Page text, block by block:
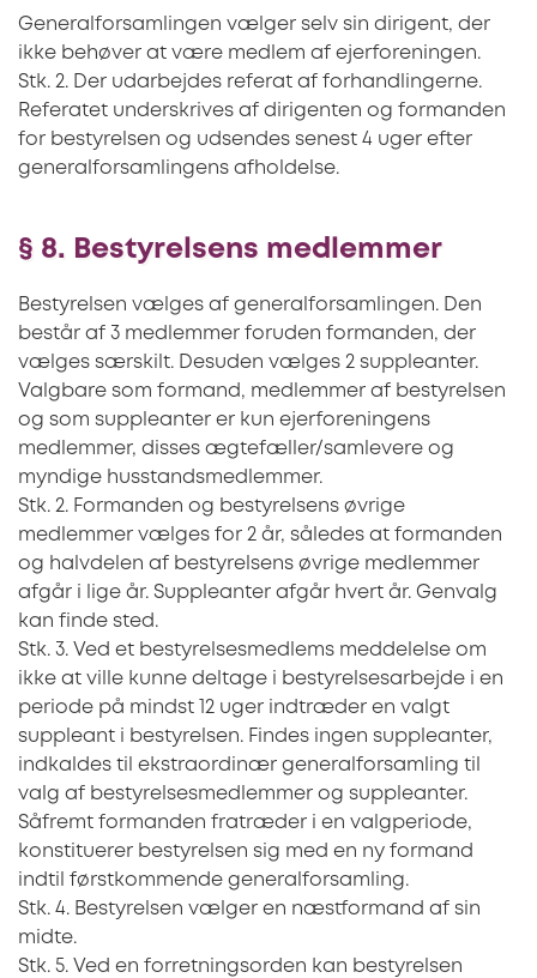
Generalforsamlingen vælger selv sin dirigent, der
ikke behøver at være medlem af ejerforeningen.
Stk. 2. Der udarbejdes referat af forhandlingerne.
Referatet underskrives af dirigenten og formanden
for bestyrelsen og udsendes senest 4 uger efter
generalforsamlingens afholdelse.
§ 8. Bestyrelsens medlemmer
Bestyrelsen vælges af generalforsamlingen. Den
består af 3 medlemmer foruden formanden, der
vælges særskilt. Desuden vælges 2 suppleanter.
Valgbare som formand, medlemmer af bestyrelsen
og som suppleanter er kun ejerforeningens
medlemmer, disses ægtefæller/samlevere og
myndige husstandsmedlemmer.
Stk. 2. Formanden og bestyrelsens øvrige
medlemmer vælges for 2 år, således at formanden
og halvdelen af bestyrelsens øvrige medlemmer
afgår i lige år. Suppleanter afgår hvert år. Genvalg
kan finde sted.
Stk. 3. Ved et bestyrelsesmedlems meddelelse om
ikke at ville kunne deltage i bestyrelsesarbejde i en
periode på mindst 12 uger indtræder en valgt
suppleant i bestyrelsen. Findes ingen suppleanter,
indkaldes til ekstraordinær generalforsamling til
valg af bestyrelsesmedlemmer og suppleanter.
Såfremt formanden fratræder i en valgperiode,
konstituerer bestyrelsen sig med en ny formand
indtil førstkommende generalforsamling.
Stk. 4. Bestyrelsen vælger en næstformand af sin
midte.
Stk. 5. Ved en forretningsorden kan bestyrelsen